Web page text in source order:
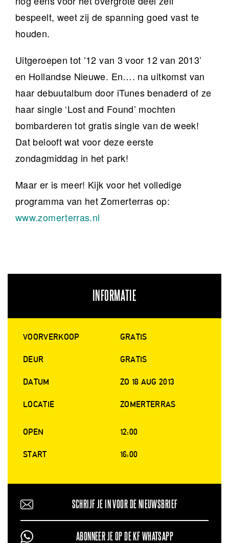
bespeelt, weet zij de spanning goed vast te
houden.
Uitgeroepen tot ’12 van 3 voor 12 van 2013’
en Hollandse Nieuwe. En…. na uitkomst van
haar debuutalbum door iTunes benaderd of ze
haar single ‘Lost and Found’ mochten
bombarderen tot gratis single van de week!
Dat belooft wat voor deze eerste
zondagmiddag in het park!
Maar er is meer! Kijk voor het volledige
programma van het Zomerterras op:
www.zomerterras.nl
INFORMATIE
VOORVERKOOP GRATIS
DEUR GRATIS
DATUM ZO 18 AUG 2013
LOCATIE ZOMERTERRAS
OPEN 12:00
START 16:00
SCHRIJF JE IN VOOR DE NIEUWSBRIEF
ABONNEER JE OP DE KF WHATSAPP